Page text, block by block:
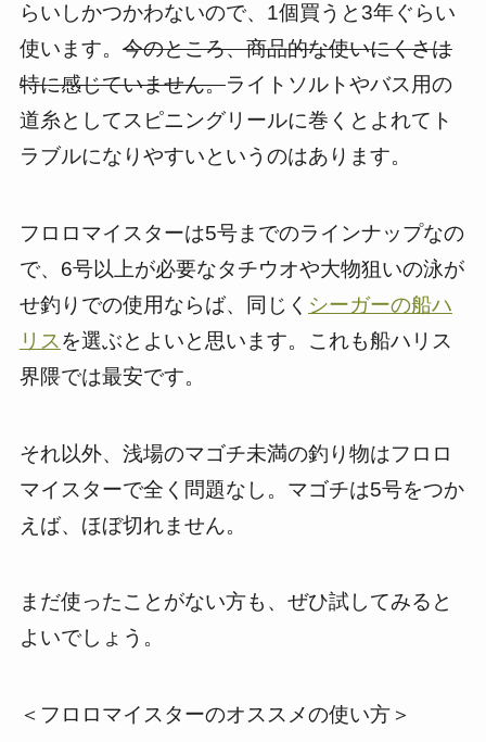
らいしかつかわないので、1個買うと3年ぐらい
使います。 今のところ、商品的な使いにくさは
特に感じていません。ライトソルトやバス用の
道糸としてスピニングリールに巻くとよれてト
ラブルになりやすいというのはあります。
フロロマイスターは5号までのラインナップなの
で、6号以上が必要なタチウオや大物狙いの泳が
せ釣りでの使用ならば、同じく シーガーの船ハ
リス を選ぶとよいと思います。これも船ハリス
界隈では最安です。
それ以外、浅場のマゴチ未満の釣り物はフロロ
マイスターで全く問題なし。マゴチは5号をつか
えば、ほぼ切れません。
まだ使ったことがない方も、ぜひ試してみると
よいでしょう。
＜フロロマイスターのオススメの使い方＞